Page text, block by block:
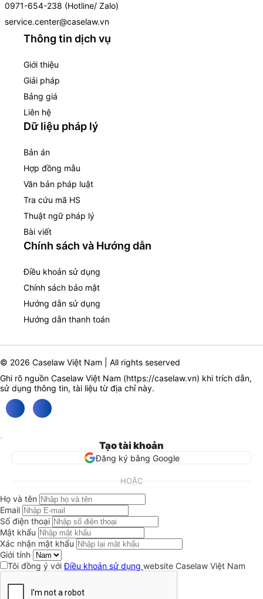
0971-654-238 (Hotline/ Zalo)
service.center@caselaw.vn
Thông tin dịch vụ
Giới thiệu
Giải pháp
Bảng giá
Liên hệ
Dữ liệu pháp lý
Bản án
Hợp đồng mẫu
Văn bản pháp luật
Tra cứu mã HS
Thuật ngữ pháp lý
Bài viết
Chính sách và Hướng dẫn
Điều khoản sử dụng
Chính sách bảo mật
Hướng dẫn sử dụng
Hướng dẫn thanh toán
© 2026 Caselaw Việt Nam | All rights seserved
Ghi rõ nguồn Caselaw Việt Nam (https://caselaw.vn) khi trích dẫn,
sử dụng thông tin, tài liệu từ địa chỉ này.
Tạo tài khoản
Đăng ký bằng Google
HOẶC
Họ và tên
Email
Số điện thoại
Mật khẩu
Xác nhận mật khẩu
Giới tính
Tôi đồng ý vớiĐiều khoản sử dụng website Caselaw Việt Nam